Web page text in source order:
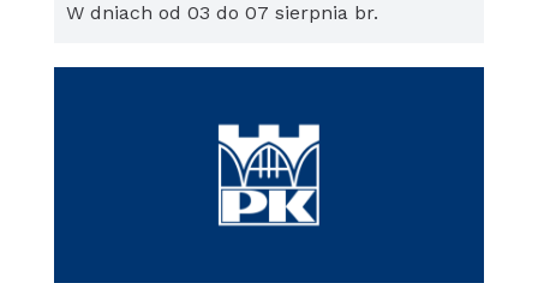
W dniach od 03 do 07 sierpnia br.